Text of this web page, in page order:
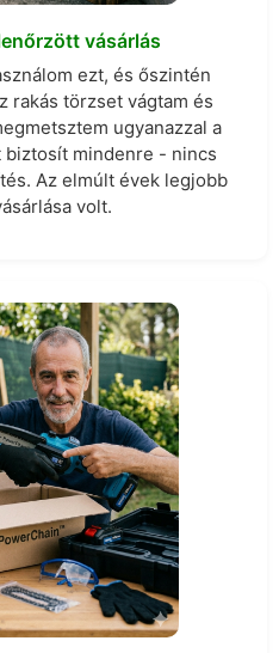
vásárlás
ezt, és őszintén
rakás törzset vágtam és
ugyanazzal a
mindenre - nincs
Az elmúlt évek legjobb
volt.